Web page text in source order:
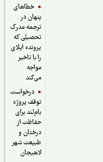
خطاهای
پنهان در
ترجمه مدرک
تحصیلی که
پرونده اپلای
را با تاخیر
درخواست
توقف پروژه
بام‌لند برای
حفاظت از
درختان و
طبیعت شهر
لاهیجان